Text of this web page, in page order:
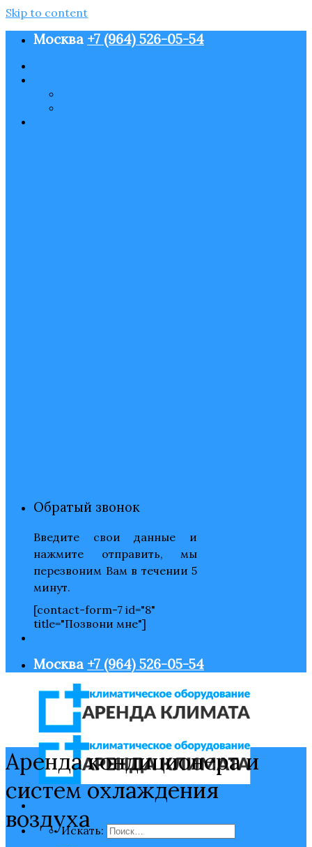
Skip to content
Москва +7 (964) 526-05-54
Обратый звонок
Введите свои данные и
нажмите отправить, мы
перезвоним Вам в течении 5
минут.
[contact-form-7 id="8"
title="Позвони мне"]
Москва +7 (964) 526-05-54
Искать:
Аренда кондиционера и
систем охлаждения
воздуха